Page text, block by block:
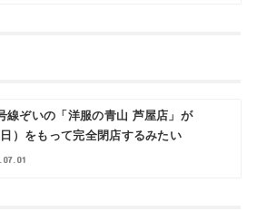
線ぞいの「洋服の青山 芦屋店」が
）をもって完全閉店するみたい